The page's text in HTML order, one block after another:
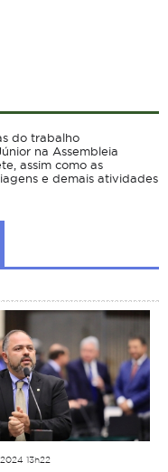
do trabalho
na Assembleia
assim como as
e demais atividades
13h22